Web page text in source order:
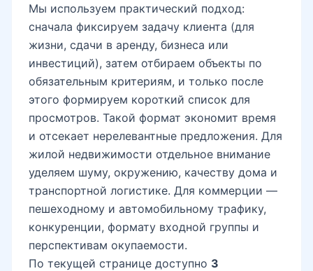
Мы используем практический подход:
сначала фиксируем задачу клиента (для
жизни, сдачи в аренду, бизнеса или
инвестиций), затем отбираем объекты по
обязательным критериям, и только после
этого формируем короткий список для
просмотров. Такой формат экономит время
и отсекает нерелевантные предложения. Для
жилой недвижимости отдельное внимание
уделяем шуму, окружению, качеству дома и
транспортной логистике. Для коммерции —
пешеходному и автомобильному трафику,
конкуренции, формату входной группы и
перспективам окупаемости.
По текущей странице доступно 3